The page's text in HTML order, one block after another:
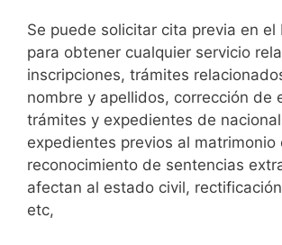
Se puede solicitar cita previa en el
para obtener cualquier servicio
inscripciones, trámites
nombre y apellidos, corrección de
trámites y expedientes de
expedientes previos al matrimonio
reconocimiento de sentencias
afectan al estado civil,
etc,